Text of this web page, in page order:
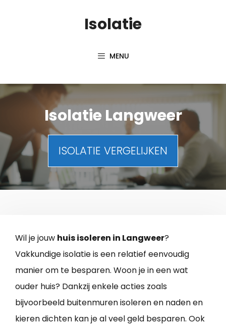
Isolatie
MENU
Isolatie Langweer
ISOLATIE VERGELIJKEN
Wil je jouw huis isoleren in Langweer?
Vakkundige isolatie is een relatief eenvoudig
manier om te besparen. Woon je in een wat
ouder huis? Dankzij enkele acties zoals
bijvoorbeeld buitenmuren isoleren en naden en
kieren dichten kan je al veel geld besparen. Ook